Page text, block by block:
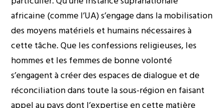
africaine (comme l’UA) s’engage dans la mobilisation
des moyens matériels et humains nécessaires à
cette tâche. Que les confessions religieuses, les
hommes et les femmes de bonne volonté
s’engagent à créer des espaces de dialogue et de
réconciliation dans toute la sous-région en faisant
appel au pays dont l’expertise en cette matière